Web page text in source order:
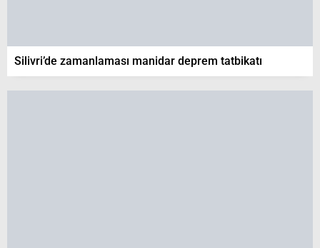
Silivri’de zamanlaması manidar deprem tatbikatı